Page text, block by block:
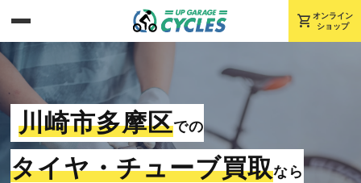
shopping_cart オンライン
ショップ
川崎市多摩区での
タイヤ・チューブ買取なら